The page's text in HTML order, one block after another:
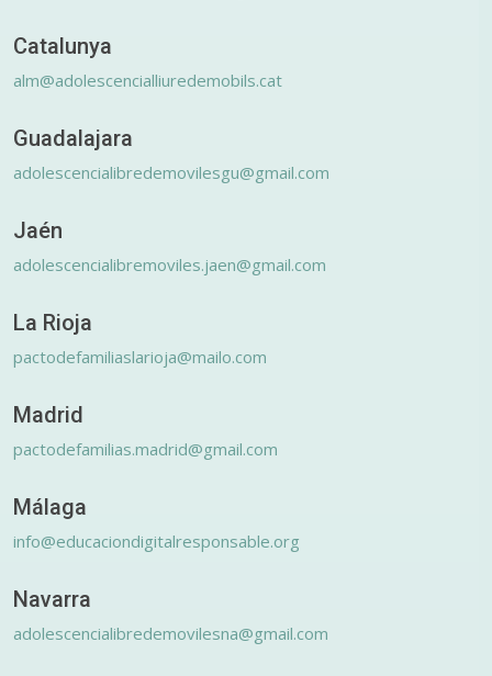
Catalunya
alm@adolescencialliuredemobils.cat
Guadalajara
adolescencialibredemovilesgu@gmail.com
Jaén
adolescencialibremoviles.jaen@gmail.com
La Rioja
pactodefamiliaslarioja@mailo.com
Madrid
pactodefamilias.madrid@gmail.com
Málaga
info@educaciondigitalresponsable.org
Navarra
adolescencialibredemovilesna@gmail.com